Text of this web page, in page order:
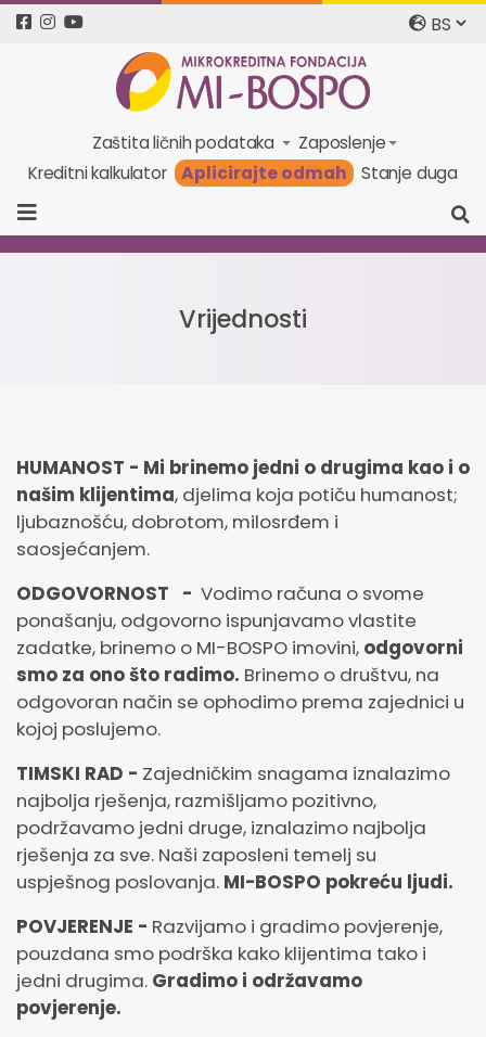
Zaštita ličnih podataka
Zaposlenje
Kreditni kalkulator
Aplicirajte odmah Stanje duga
Vrijednosti
HUMANOST - Mi brinemo jedni o drugima kao i o
našim klijentima, djelima koja potiču humanost;
ljubaznošću, dobrotom, milosrđem i
saosjećanjem.
ODGOVORNOST - Vodimo računa o svome
ponašanju, odgovorno ispunjavamo vlastite
zadatke, brinemo o MI-BOSPO imovini, odgovorni
smo za ono što radimo. Brinemo o društvu, na
odgovoran način se ophodimo prema zajednici u
kojoj poslujemo.
TIMSKI RAD - Zajedničkim snagama iznalazimo
najbolja rješenja, razmišljamo pozitivno,
podržavamo jedni druge, iznalazimo najbolja
rješenja za sve. Naši zaposleni temelj su
uspješnog poslovanja. MI-BOSPO pokreću ljudi.
POVJERENJE - Razvijamo i gradimo povjerenje,
pouzdana smo podrška kako klijentima tako i
jedni drugima. Gradimo i održavamo
povjerenje.